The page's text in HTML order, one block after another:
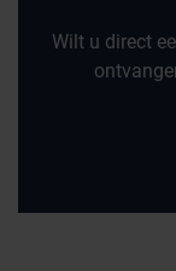
Wilt u direct